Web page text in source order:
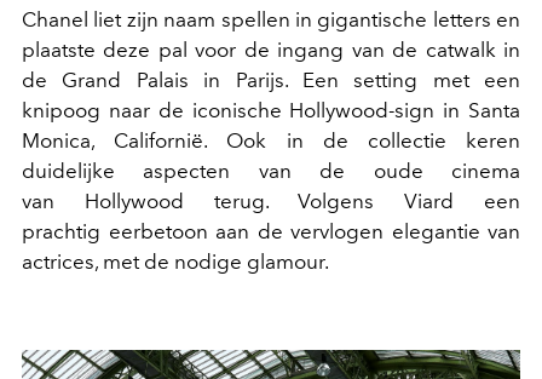
Chanel liet zijn naam spellen in gigantische letters en
plaatste deze pal voor de ingang van de catwalk in
de Grand Palais in Parijs. Een setting met een
knipoog naar de iconische Hollywood-sign in Santa
Monica, Californië. Ook in de collectie keren
duidelijke aspecten van de oude cinema
van Hollywood terug. Volgens Viard een
prachtig eerbetoon aan de vervlogen elegantie van
actrices, met de nodige glamour.